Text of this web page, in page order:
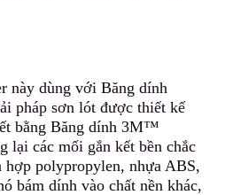
này dùng với Băng dính
sơn lót được thiết kế
bằng Băng dính 3M™
lại các mối gắn kết bền chắc
hợp polypropylen, nhựa ABS,
bám dính vào chất nền khác,